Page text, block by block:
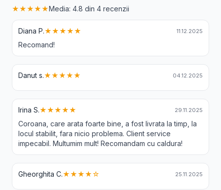
★★★★★Media: 4.8 din 4 recenzii
Diana P.★★★★★ 11.12.2025
Recomand!
Danut s.★★★★★ 04.12.2025
Irina S.★★★★★ 29.11.2025
Coroana, care arata foarte bine, a fost livrata la timp, la
locul stabilit, fara nicio problema. Client service
impecabil. Multumim mult! Recomandam cu caldura!
Gheorghita C.★★★★☆ 25.11.2025